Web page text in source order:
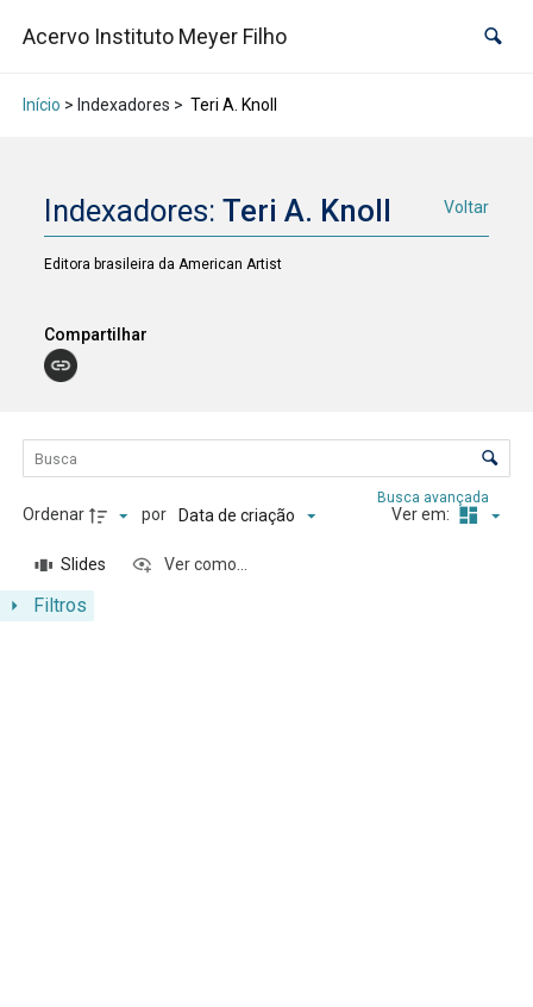
Acervo Instituto Meyer Filho
Início > Indexadores > Teri A. Knoll
Indexadores:Teri A. Knoll Voltar
Editora brasileira da American Artist
Compartilhar
Lista de itens
Controle de ordenação e visualização
Filtros
Busca avançada
Ordenar por Data de criação Ver em:
Slides Ver como...